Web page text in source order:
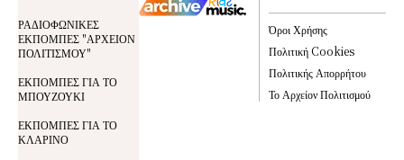
ΡΑΔΙΟΦΩΝΙΚΕΣ
ΕΚΠΟΜΠΕΣ "ΑΡΧΕΙΟΝ
ΠΟΛΙΤΙΣΜΟΥ"
ΕΚΠΟΜΠΕΣ ΓΙΑ ΤΟ
ΜΠΟΥΖΟΥΚΙ
ΕΚΠΟΜΠΕΣ ΓΙΑ ΤΟ
ΚΛΑΡΙΝΟ
Όροι Χρήσης
Πολιτική Cookies
Πολιτικής Απορρήτου
Το Αρχείον Πολιτισμού